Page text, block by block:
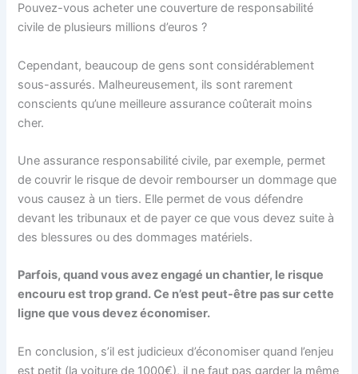
Pouvez-vous acheter une couverture de responsabilité
civile de plusieurs millions d’euros ?
Cependant, beaucoup de gens sont considérablement
sous-assurés. Malheureusement, ils sont rarement
conscients qu’une meilleure assurance coûterait moins
cher.
Une assurance responsabilité civile, par exemple, permet
de couvrir le risque de devoir rembourser un dommage que
vous causez à un tiers. Elle permet de vous défendre
devant les tribunaux et de payer ce que vous devez suite à
des blessures ou des dommages matériels.
Parfois, quand vous avez engagé un chantier, le risque
encouru est trop grand. Ce n’est peut-être pas sur cette
ligne que vous devez économiser.
En conclusion, s’il est judicieux d’économiser quand l’enjeu
est petit (la voiture de 1000€), il ne faut pas garder la même